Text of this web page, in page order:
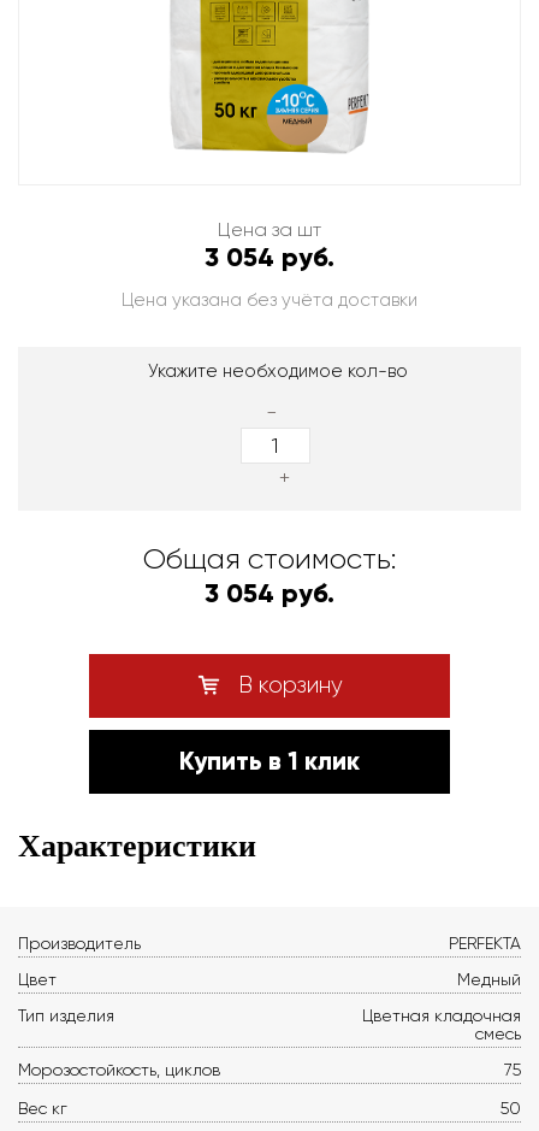
Цена за шт
3 054 руб.
Цена указана без учёта доставки
Укажите необходимое кол-во
-
+
Общая стоимость:
3 054 руб.
В корзину
Купить в 1 клик
Характеристики
Производитель
PERFEKTA
Цвет
Медный
Тип изделия
Цветная кладочная
смесь
Морозостойкость, циклов
75
Вес кг
50